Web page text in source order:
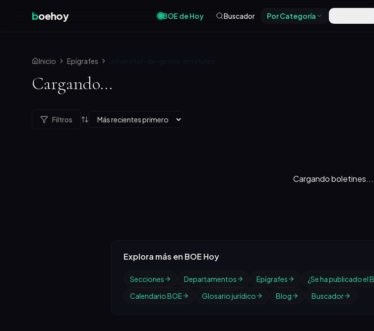
boehoy BOE de Hoy Buscador Por Categoría
Inicio Epígrafes universitat-de-girona-estatutos
Cargando...
Filtros
Cargando boletines...
Explora más en BOE Hoy
Secciones Departamentos Epígrafes ¿Se ha publicado el
Calendario BOE
Glosario jurídico Blog Buscador